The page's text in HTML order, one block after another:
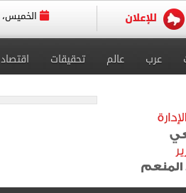
الخميس، 06 أغسطس 2026
عرب عالم تحقيقات اقتصاد